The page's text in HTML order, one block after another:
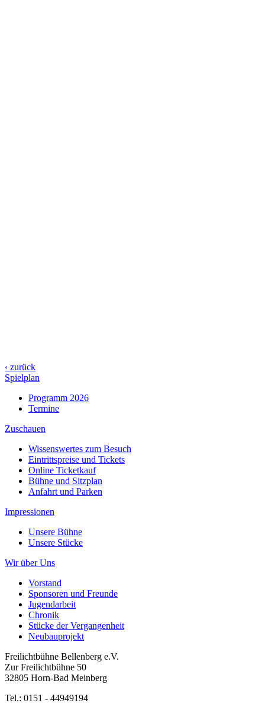
‹ zurück
Spielplan
Programm 2026
Termine
Zuschauen
Wissenswertes zum Besuch
Eintrittspreise und Tickets
Online Ticketkauf
Bühne und Sitzplan
Anfahrt und Parken
Impressionen
Unsere Bühne
Unsere Stücke
Wir über Uns
Vorstand
Sponsoren und Freunde
Jugendarbeit
Chronik
Stücke der Vergangenheit
Neubauprojekt
Freilichtbühne Bellenberg e.V.
Zur Freilichtbühne 50
32805 Horn-Bad Meinberg
Tel.: 0151 - 44949194